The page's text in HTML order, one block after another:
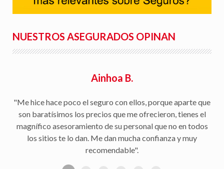
NUESTROS ASEGURADOS OPINAN
Ainhoa B.
"Me hice hace poco el seguro con ellos, porque aparte que
son baratísimos los precios que me ofrecieron, tienes el
magnífico asesoramiento de su personal que no en todos
los sitios te lo dan. Me dan mucha confianza y muy
recomendable".